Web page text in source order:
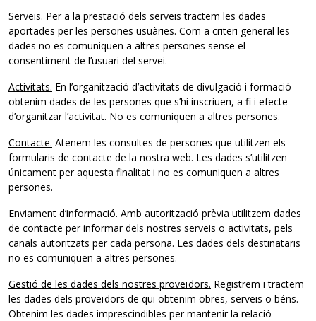
Serveis. Per a la prestació dels serveis tractem les dades
aportades per les persones usuàries. Com a criteri general les
dades no es comuniquen a altres persones sense el
consentiment de l’usuari del servei.
Activitats. En l’organització d’activitats de divulgació i formació
obtenim dades de les persones que s’hi inscriuen, a fi i efecte
d’organitzar l’activitat. No es comuniquen a altres persones.
Contacte. Atenem les consultes de persones que utilitzen els
formularis de contacte de la nostra web. Les dades s’utilitzen
únicament per aquesta finalitat i no es comuniquen a altres
persones.
Enviament d’informació. Amb autorització prèvia utilitzem dades
de contacte per informar dels nostres serveis o activitats, pels
canals autoritzats per cada persona. Les dades dels destinataris
no es comuniquen a altres persones.
Gestió de les dades dels nostres proveïdors. Registrem i tractem
les dades dels proveïdors de qui obtenim obres, serveis o béns.
Obtenim les dades imprescindibles per mantenir la relació